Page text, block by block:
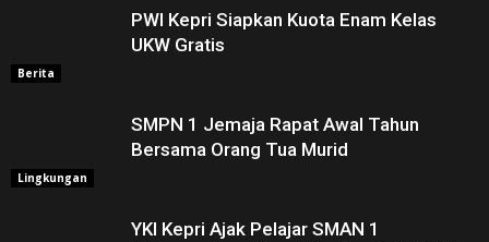
Berita
PWI Kepri Siapkan Kuota Enam Kelas
UKW Gratis
Lingkungan
SMPN 1 Jemaja Rapat Awal Tahun
Bersama Orang Tua Murid ‎
YKI Kepri Ajak Pelajar SMAN 1